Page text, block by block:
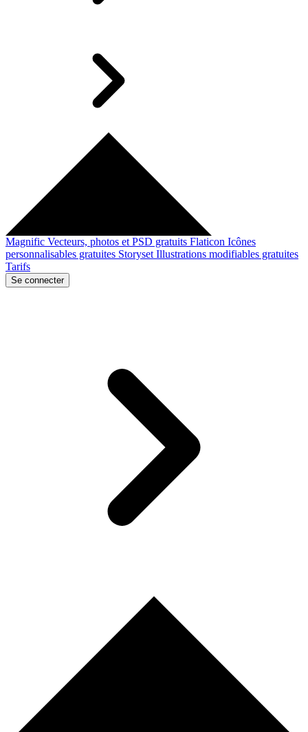
Magnific Vecteurs, photos et PSD gratuits Flaticon Icônes
personnalisables gratuites Storyset Illustrations modifiables gratuites
Tarifs
Se connecter